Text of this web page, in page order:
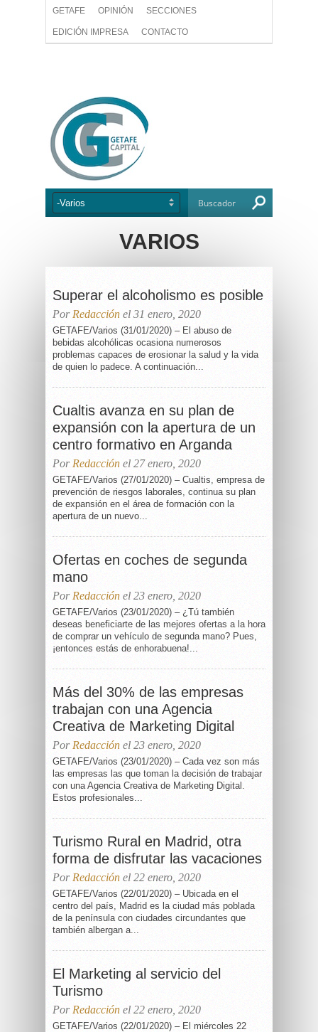
GETAFE OPINIÓN SECCIONES
EDICIÓN IMPRESA CONTACTO
VARIOS
Superar el alcoholismo es posible
Por Redacción el 31 enero, 2020
GETAFE/Varios (31/01/2020) – El abuso de
bebidas alcohólicas ocasiona numerosos
problemas capaces de erosionar la salud y la vida
de quien lo padece. A continuación...
Cualtis avanza en su plan de
expansión con la apertura de un
centro formativo en Arganda
Por Redacción el 27 enero, 2020
GETAFE/Varios (27/01/2020) – Cualtis, empresa de
prevención de riesgos laborales, continua su plan
de expansión en el área de formación con la
apertura de un nuevo...
Ofertas en coches de segunda
mano
Por Redacción el 23 enero, 2020
GETAFE/Varios (23/01/2020) – ¿Tú también
deseas beneficiarte de las mejores ofertas a la hora
de comprar un vehículo de segunda mano? Pues,
¡entonces estás de enhorabuena!...
Más del 30% de las empresas
trabajan con una Agencia
Creativa de Marketing Digital
Por Redacción el 23 enero, 2020
GETAFE/Varios (23/01/2020) – Cada vez son más
las empresas las que toman la decisión de trabajar
con una Agencia Creativa de Marketing Digital.
Estos profesionales...
Turismo Rural en Madrid, otra
forma de disfrutar las vacaciones
Por Redacción el 22 enero, 2020
GETAFE/Varios (22/01/2020) – Ubicada en el
centro del país, Madrid es la ciudad más poblada
de la península con ciudades circundantes que
también albergan a...
El Marketing al servicio del
Turismo
Por Redacción el 22 enero, 2020
GETAFE/Varios (22/01/2020) – El miércoles 22